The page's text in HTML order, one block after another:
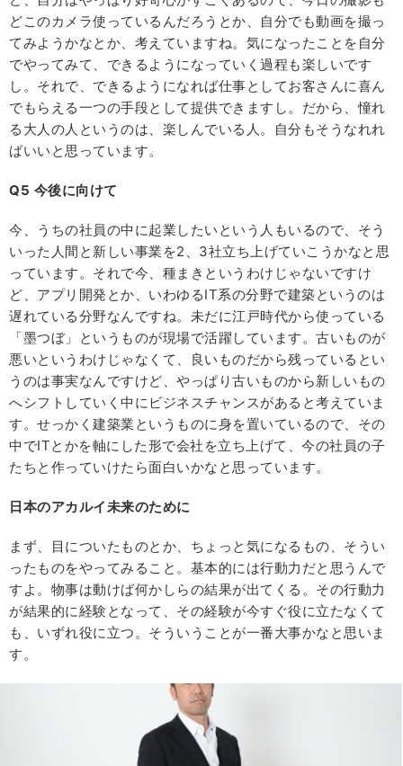
どこのカメラ使っているんだろうとか、自分でも動画を撮っ
てみようかなとか、考えていますね。気になったことを自分
でやってみて、できるようになっていく過程も楽しいです
し。それで、できるようになれば仕事としてお客さんに喜ん
でもらえる一つの手段として提供できますし。だから、憧れ
る大人の人というのは、楽しんでいる人。自分もそうなれれ
ばいいと思っています。
Q5 今後に向けて
今、うちの社員の中に起業したいという人もいるので、そう
いった人間と新しい事業を2、3社立ち上げていこうかなと思
っています。それで今、種まきというわけじゃないですけ
ど、アプリ開発とか、いわゆるIT系の分野で建築というのは
遅れている分野なんですね。未だに江戸時代から使っている
「墨つぼ」というものが現場で活躍しています。古いものが
悪いというわけじゃなくて、良いものだから残っているとい
うのは事実なんですけど、やっぱり古いものから新しいもの
へシフトしていく中にビジネスチャンスがあると考えていま
す。せっかく建築業というものに身を置いているので、その
中でITとかを軸にした形で会社を立ち上げて、今の社員の子
たちと作っていけたら面白いかなと思っています。
日本のアカルイ未来のために
まず、目についたものとか、ちょっと気になるもの、そうい
ったものをやってみること。基本的には行動力だと思うんで
すよ。物事は動けば何かしらの結果が出てくる。その行動力
が結果的に経験となって、その経験が今すぐ役に立たなくて
も、いずれ役に立つ。そういうことが一番大事かなと思いま
す。